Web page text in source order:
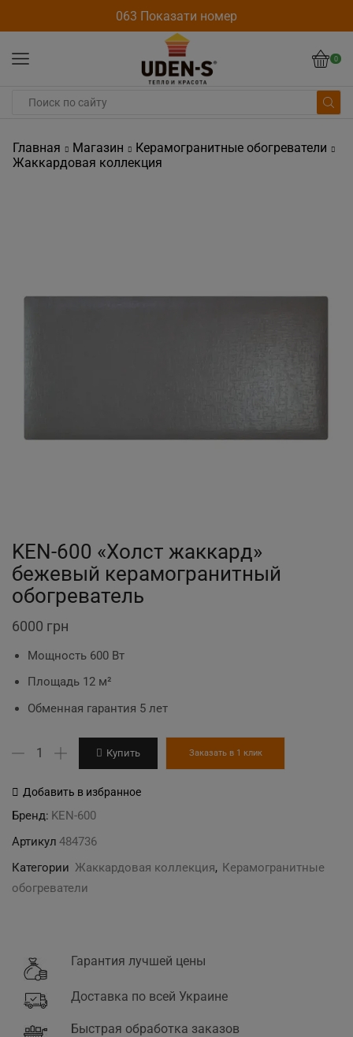
063 Показати номер
0
Главная Магазин
Керамогранитные обогреватели
Жаккардовая коллекция
KEN-600 «Холст жаккард»
бежевый керамогранитный
обогреватель
6000 грн
Мощность 600 Вт
Площадь 12 м²
Обменная гарантия 5 лет
Количество
KEN-
600
жаккард"
бежевый
керамогранитный
Купить Заказать в 1 клик
Добавить в избранное
Бренд: KEN-600
Артикул 484736
Категории Жаккардовая коллекция, Керамогранитные
обогреватели
Гарантия лучшей цены
Доставка по всей Украине
Быстрая обработка заказов